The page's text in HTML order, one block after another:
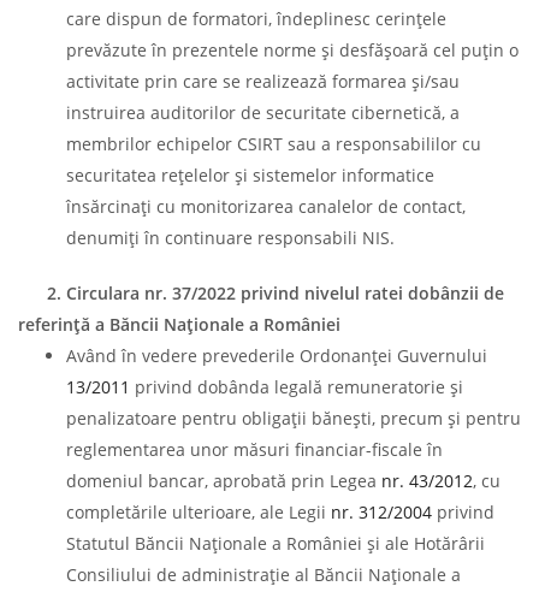
care dispun de formatori, îndeplinesc cerinţele
prevăzute în prezentele norme şi desfăşoară cel puţin o
activitate prin care se realizează formarea şi/sau
instruirea auditorilor de securitate cibernetică, a
membrilor echipelor CSIRT sau a responsabililor cu
securitatea reţelelor şi sistemelor informatice
însărcinaţi cu monitorizarea canalelor de contact,
denumiţi în continuare responsabili NIS.
2. Circulara nr. 37/2022 privind nivelul ratei dobânzii de
referinţă a Băncii Naţionale a României
Având în vedere prevederile Ordonanţei Guvernului
13/2011 privind dobânda legală remuneratorie şi
penalizatoare pentru obligaţii băneşti, precum şi pentru
reglementarea unor măsuri financiar-fiscale în
domeniul bancar, aprobată prin Legea nr. 43/2012, cu
completările ulterioare, ale Legii nr. 312/2004 privind
Statutul Băncii Naţionale a României şi ale Hotărârii
Consiliului de administraţie al Băncii Naţionale a